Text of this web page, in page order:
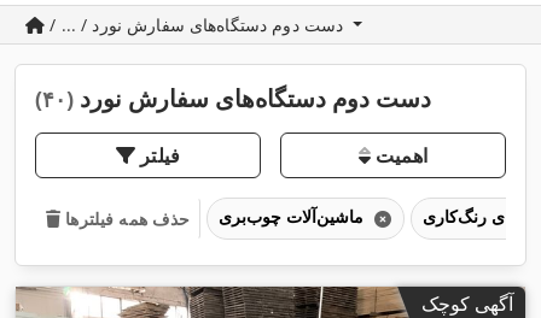
دست دوم دستگاه‌های سفارش نورد (۴۰)
فیلتر اهمیت
حذف همه فیلترها
آگهی کوچک